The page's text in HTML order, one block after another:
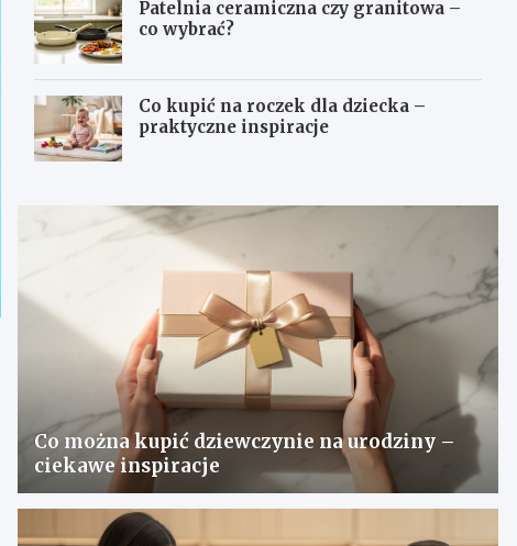
Patelnia ceramiczna czy granitowa –
co wybrać?
Co kupić na roczek dla dziecka –
praktyczne inspiracje
Co można kupić dziewczynie na urodziny –
ciekawe inspiracje